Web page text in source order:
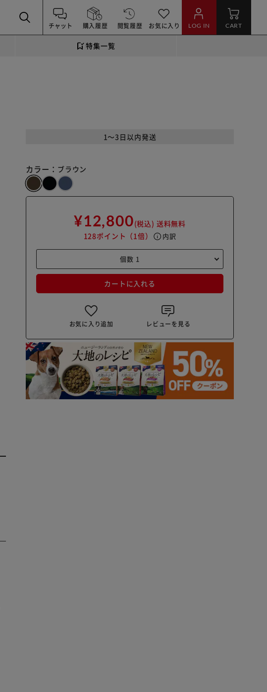
チャット 購入履歴 閲覧履歴 お気に入り LOG IN CART
特集一覧
1～3日以内発送
カラー： ブラウン
¥12,800(税込) 送料無料
128ポイント （1倍） info 内訳
カートに入れる
お気に入り追加 レビューを見る